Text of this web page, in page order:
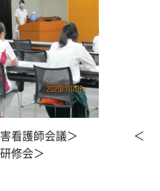
害看護師会議＞ ＜
修会＞